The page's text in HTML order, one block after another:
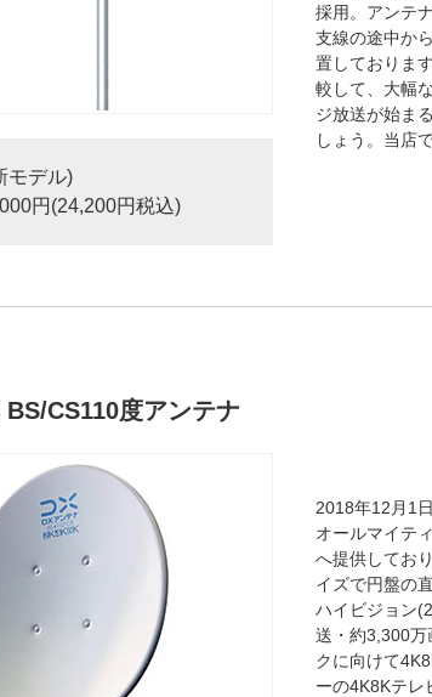
モデル)
円(24,200円税込)
採用。アンテ
支線の途中か
置しておりま
較して、大幅
ジ放送が始ま
しょう。当店
CS110度アンテナ
2018年12月1
オールマイテ
へ提供してお
イズで円盤の
ハイビジョン
送・約3,300万
クに向けて
ーの4K8Kテレ